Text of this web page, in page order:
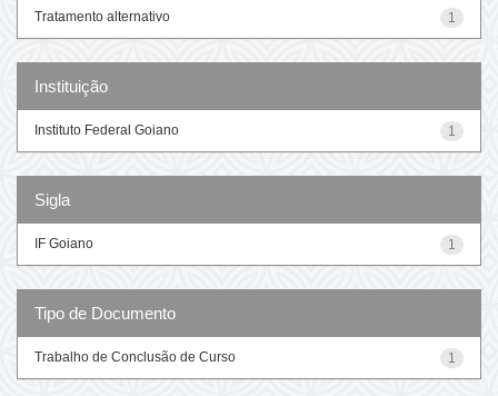
1
Tratamento alternativo
Instituição
1
Instituto Federal Goiano
Sigla
1
IF Goiano
Tipo de Documento
1
Trabalho de Conclusão de Curso